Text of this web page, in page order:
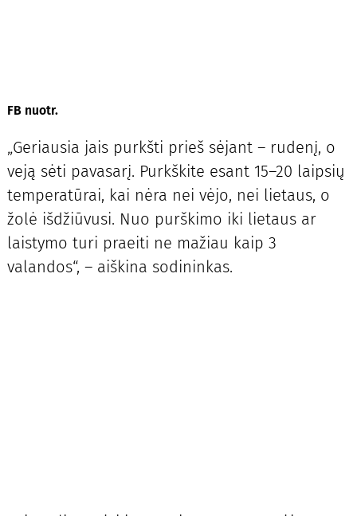
FB nuotr.
„Geriausia jais purkšti prieš sėjant – rudenį, o
veją sėti pavasarį. Purkškite esant 15–20 laipsių
temperatūrai, kai nėra nei vėjo, nei lietaus, o
žolė išdžiūvusi. Nuo purškimo iki lietaus ar
laistymo turi praeiti ne mažiau kaip 3
valandos“, – aiškina sodininkas.